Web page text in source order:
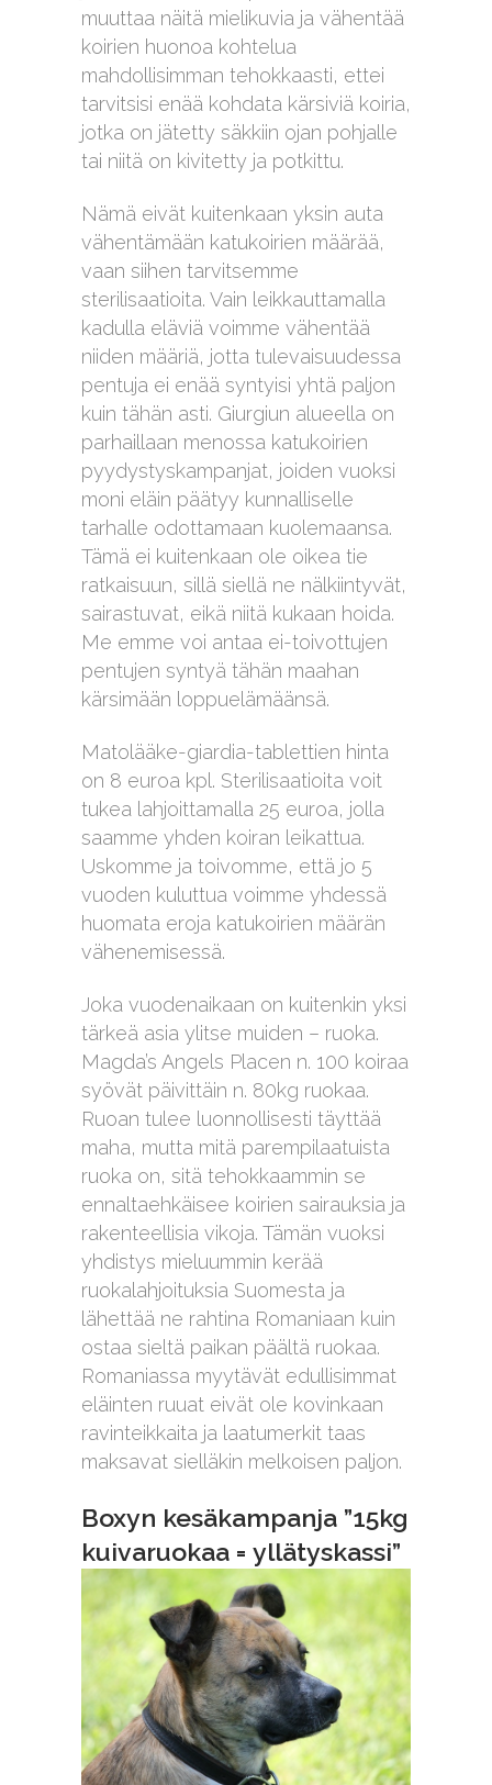
muuttaa näitä mielikuvia ja vähentää
koirien huonoa kohtelua
mahdollisimman tehokkaasti, ettei
tarvitsisi enää kohdata kärsiviä koiria,
jotka on jätetty säkkiin ojan pohjalle
tai niitä on kivitetty ja potkittu.
Nämä eivät kuitenkaan yksin auta
vähentämään katukoirien määrää,
vaan siihen tarvitsemme
sterilisaatioita. Vain leikkauttamalla
kadulla eläviä voimme vähentää
niiden määriä, jotta tulevaisuudessa
pentuja ei enää syntyisi yhtä paljon
kuin tähän asti. Giurgiun alueella on
parhaillaan menossa katukoirien
pyydystyskampanjat, joiden vuoksi
moni eläin päätyy kunnalliselle
tarhalle odottamaan kuolemaansa.
Tämä ei kuitenkaan ole oikea tie
ratkaisuun, sillä siellä ne nälkiintyvät,
sairastuvat, eikä niitä kukaan hoida.
Me emme voi antaa ei-toivottujen
pentujen syntyä tähän maahan
kärsimään loppuelämäänsä.
Matolääke-giardia-tablettien hinta
on 8 euroa kpl. Sterilisaatioita voit
tukea lahjoittamalla 25 euroa, jolla
saamme yhden koiran leikattua.
Uskomme ja toivomme, että jo 5
vuoden kuluttua voimme yhdessä
huomata eroja katukoirien määrän
vähenemisessä.
Joka vuodenaikaan on kuitenkin yksi
tärkeä asia ylitse muiden – ruoka.
Magda’s Angels Placen n. 100 koiraa
syövät päivittäin n. 80kg ruokaa.
Ruoan tulee luonnollisesti täyttää
maha, mutta mitä parempilaatuista
ruoka on, sitä tehokkaammin se
ennaltaehkäisee koirien sairauksia ja
rakenteellisia vikoja. Tämän vuoksi
yhdistys mieluummin kerää
ruokalahjoituksia Suomesta ja
lähettää ne rahtina Romaniaan kuin
ostaa sieltä paikan päältä ruokaa.
Romaniassa myytävät edullisimmat
eläinten ruuat eivät ole kovinkaan
ravinteikkaita ja laatumerkit taas
maksavat sielläkin melkoisen paljon.
Boxyn kesäkampanja ”15kg
kuivaruokaa = yllätyskassi”